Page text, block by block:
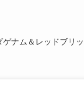
ナム＆レッドブリ